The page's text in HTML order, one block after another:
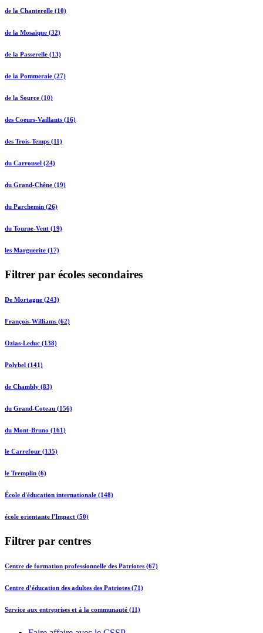
de la Chanterelle (10)
de la Mosaïque (32)
de la Passerelle (13)
de la Pommeraie (27)
de la Source (10)
des Coeurs-Vaillants (16)
des Trois-Temps (11)
du Carrousel (24)
du Grand-Chêne (19)
du Parchemin (26)
du Tourne-Vent (19)
les Marguerite (17)
Filtrer par écoles secondaires
De Mortagne (243)
François-Williams (62)
Ozias-Leduc (138)
Polybel (141)
de Chambly (83)
du Grand-Coteau (156)
du Mont-Bruno (161)
le Carrefour (135)
le Tremplin (6)
École d'éducation internationale (148)
école orientante l'Impact (50)
Filtrer par centres
Centre de formation professionnelle des Patriotes (67)
Centre d’éducation des adultes des Patriotes (71)
Service aux entreprises et à la communauté (11)